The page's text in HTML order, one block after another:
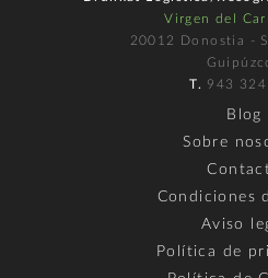
Virgen del
20012 Donostia -
T. 943 324
Blog
Sobre
Condiciones
Aviso
Política de